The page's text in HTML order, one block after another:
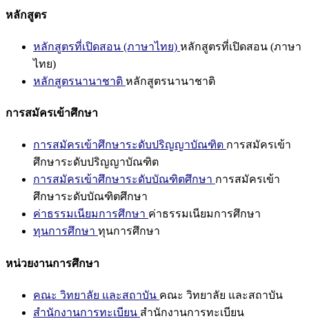
หลักสูตร
หลักสูตรที่เปิดสอน (ภาษาไทย) หลักสูตรที่เปิดสอน (ภาษา
ไทย)
หลักสูตรนานาชาติ หลักสูตรนานาชาติ
การสมัครเข้าศึกษา
การสมัครเข้าศึกษาระดับปริญญาบัณฑิต การสมัครเข้า
ศึกษาระดับปริญญาบัณฑิต
การสมัครเข้าศึกษาระดับบัณฑิตศึกษา การสมัครเข้า
ศึกษาระดับบัณฑิตศึกษา
ค่าธรรมเนียมการศึกษา ค่าธรรมเนียมการศึกษา
ทุนการศึกษา ทุนการศึกษา
หน่วยงานการศึกษา
คณะ วิทยาลัย และสถาบัน คณะ วิทยาลัย และสถาบัน
สำนักงานการทะเบียน สำนักงานการทะเบียน